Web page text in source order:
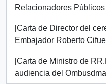
Relacionadores
[Carta de Director del
Embajador Roberto
[Carta de Ministro de
audiencia del